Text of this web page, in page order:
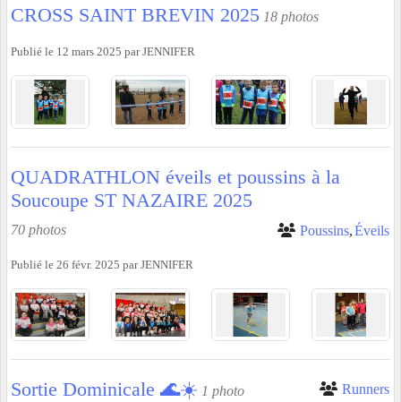
CROSS SAINT BREVIN 2025 18 photos
Publié le 12 mars 2025 parJENNIFER
QUADRATHLON éveils et poussins à la
Soucoupe ST NAZAIRE 2025
70 photos Poussins Éveils
Publié le 26 févr. 2025 parJENNIFER
Sortie Dominicale 🌊☀️ 1 photo Runners